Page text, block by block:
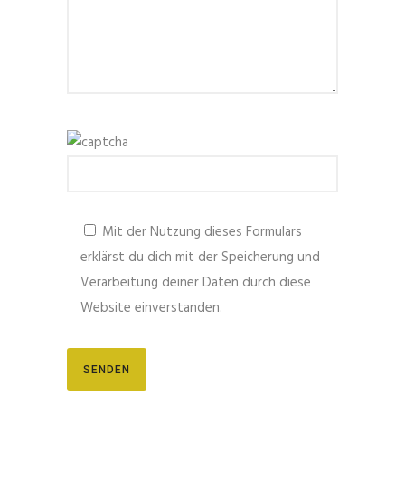
Mit der Nutzung dieses Formulars
erklärst du dich mit der Speicherung und
Verarbeitung deiner Daten durch diese
Website einverstanden.